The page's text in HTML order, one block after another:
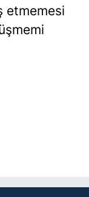
etmemesi